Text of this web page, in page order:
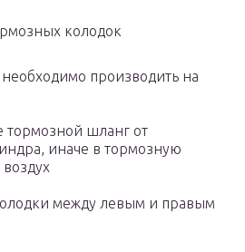
колодок
производить на
тормозной шланг от
иначе в тормозную
между левым и правым